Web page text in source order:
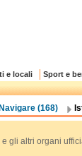
e locali Sport e
Navigare (168)
gli altri organi